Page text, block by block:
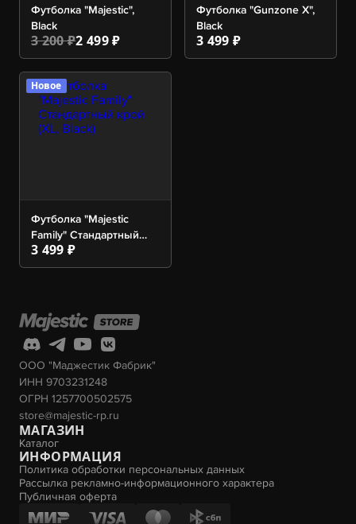
Футболка "Majestic",
Black
3 200 ₽2 499 ₽
Футболка "Gunzone X",
Black
3 499 ₽
Новое
Футболка "Majestic
Family" Стандартный
крой, Black
3 499 ₽
ООО "Маджестик Фабрик"
ИНН 9703231248
ОГРН 1257700502575
store@majestic-rp.ru
МАГАЗИН
Каталог
ИНФОРМАЦИЯ
Политика обработки персональных данных
Рассылка рекламно-информационного характера
Публичная оферта